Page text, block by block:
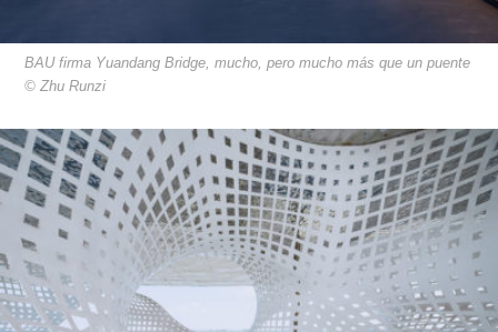
BAU firma Yuandang Bridge, mucho, pero mucho más que un puente
© Zhu Runzi